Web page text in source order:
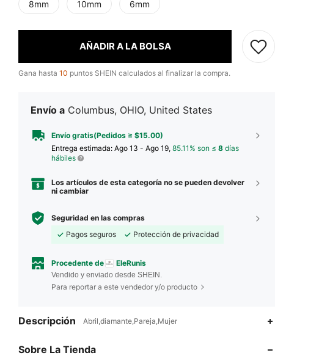
8mm 10mm 6mm
AÑADIR A LA BOLSA
Gana hasta 10 puntos SHEIN calculados al finalizar la compra.
Envío a Columbus, OHIO, United States
Envío gratis(Pedidos ≥ $15.00)
Entrega estimada: Ago 13 - Ago 19, 85.11% son ≤ 8 días
hábiles
Los artículos de esta categoría no se pueden devolver
ni cambiar
Seguridad en las compras
Pagos seguros
Protección de privacidad
Procedente de EleRunis
Vendido y enviado desde SHEIN.
Para reportar a este vendedor y/o producto
Descripción Abril,diamante,Pareja,Mujer
Sobre La Tienda
4.87
4.87